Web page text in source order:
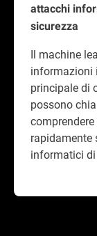
attacchi
sicurezza
Il machine
informazioni
principale di
possono
rapidamente
informatici